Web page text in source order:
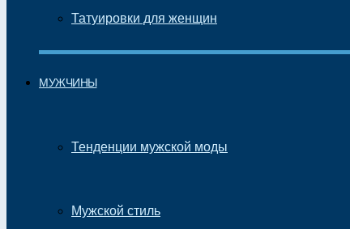
Татуировки для женщин
МУЖЧИНЫ
Тенденции мужской моды
Мужской стиль